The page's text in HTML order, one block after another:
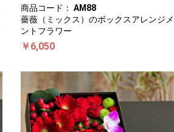
商品コード： AM88
薔薇（ミックス）のボックスアレンジメ
ントフラワー
￥6,050